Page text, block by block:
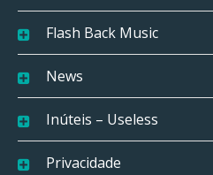
Flash Back Music
News
Inúteis – Useless
Privacidade